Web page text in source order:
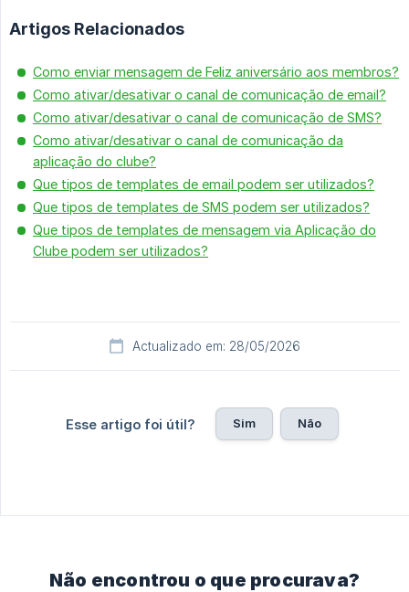
Artigos Relacionados
Como enviar mensagem de Feliz aniversário aos membros?
Como ativar/desativar o canal de comunicação de email?
Como ativar/desativar o canal de comunicação de SMS?
Como ativar/desativar o canal de comunicação da
aplicação do clube?
Que tipos de templates de email podem ser utilizados?
Que tipos de templates de SMS podem ser utilizados?
Que tipos de templates de mensagem via Aplicação do
Clube podem ser utilizados?
Actualizado em: 28/05/2026
Esse artigo foi útil? Sim Não
Não encontrou o que procurava?